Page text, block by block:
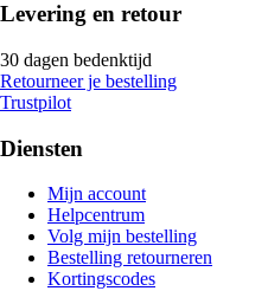
Levering en retour
30 dagen bedenktijd
Retourneer je bestelling
Trustpilot
Diensten
Mijn account
Helpcentrum
Volg mijn bestelling
Bestelling retourneren
Kortingscodes